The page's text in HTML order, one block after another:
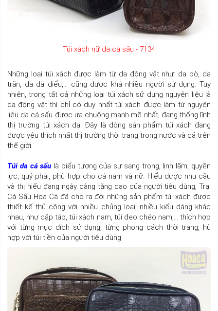
Túi xách nữ da cá sấu - 7134
Những loại túi xách được làm từ da động vật như: da bò, da
trăn, da đà điểu,… cũng được khá nhiều người sử dụng. Tuy
nhiên, trong tất cả những loại túi xách sử dụng nguyên liệu là
da động vật thì chỉ có duy nhất túi xách được làm từ nguyên
liệu da cá sấu được ưa chuộng mạnh mẽ nhất, đang thống lĩnh
thị trường túi xách da. Đây là dòng sản phẩm túi xách đang
được yêu thích nhất thị trường thời trang trong nước và cả trên
thế giới.
Túi da cá sấu là biểu tượng của sự sang trọng, lịnh lãm, quyền
lực, quý phái, phù hợp cho cả nam và nữ. Hiểu được nhu cầu
và thị hiếu đang ngày càng tăng cao của người tiêu dùng, Trại
Cá Sấu Hoa Cà đã cho ra đời những sản phẩm túi xách được
thiết kế thủ công với nhiều chủng loại, nhiều kiểu dáng khác
nhau, như cặp táp, túi xách nam, túi đeo chéo nam,... thích hợp
với từng mục đích sử dụng, từng phong cách thời trang, hù
hợp với túi tiền của người tiêu dùng.